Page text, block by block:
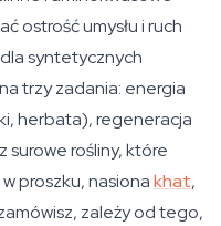
ostrość umysłu i ruch
syntetycznych
trzy zadania: energia
herbata), regeneracja
surowe rośliny, które
proszku, nasionakhat,
zależy od tego,